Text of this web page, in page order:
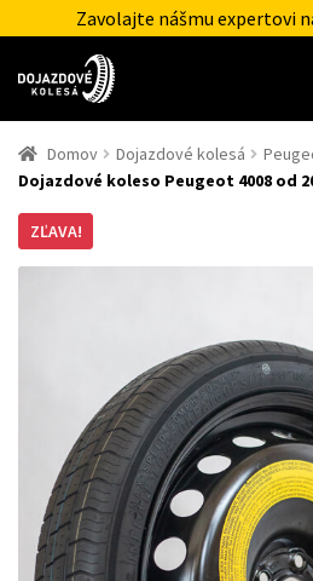
Zavolajte nášmu expertovi
Domov Dojazdové kolesá
Dojazdové koleso Peugeot 4008 od
ZĽAVA!